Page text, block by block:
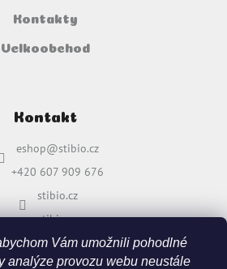
Vám umožnili pohodlné
analýze provozu webu neustále
Kontakty
Velkoobchod
Kontakt
eshop@stibio.cz
+420 607 909 676
stibio.cz
stibio.cz